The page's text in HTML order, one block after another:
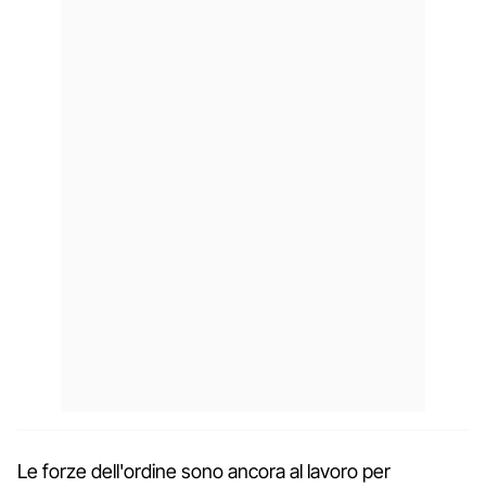
Le forze dell'ordine sono ancora al lavoro per